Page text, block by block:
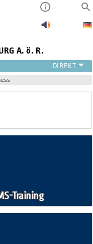
A. ö. R.
(BGM)
Training